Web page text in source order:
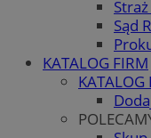
Sąd
KATALOG FIRM
KATALOG